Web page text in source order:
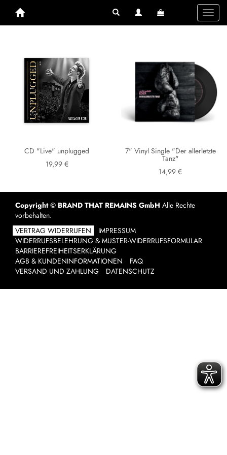
CD "Live" unplugged
19,99 €
7" Vinyl Single "Der allerletzte
Tanz"
14,99 €
Copyright © BRAND THAT REMAINS GmbH Alle Rechte
vorbehalten.
VERTRAG WIDERRUFEN
IMPRESSUM
WIDERRUFSBELEHRUNG & MUSTER-WIDERRUFSFORMULAR
BARRIEREFREIHEITSERKLÄRUNG
AGB & KUNDENINFORMATIONEN
FAQ
VERSAND UND ZAHLUNG
DATENSCHUTZ